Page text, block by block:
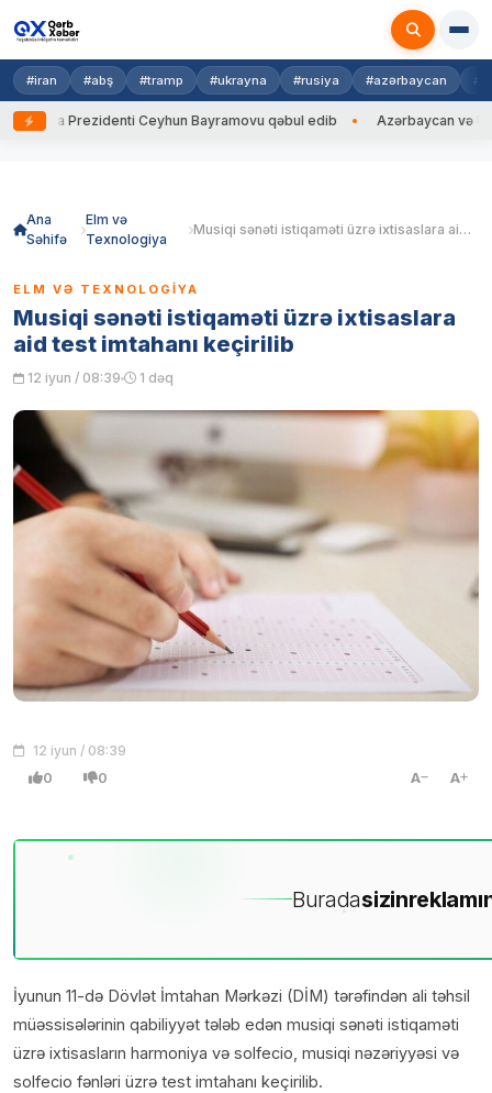
#iran #abş #tramp #ukrayna #rusiya #azərbaycan
Prezidenti Ceyhun Bayramovu qəbul edib Azərbaycan və
Ana
Səhifə
Elm və
Texnologiya
Musiqi sənəti istiqaməti üzrə ixtisaslara aid test imtahanı keçirilib
ELM VƏ TEXNOLOGIYA
Musiqi sənəti istiqaməti üzrə ixtisaslara
aid test imtahanı keçirilib
12 iyun / 08:39 1 dəq
12 iyun / 08:39
0 0 A A
Buradasizin
İyunun 11-də Dövlət İmtahan Mərkəzi (DİM) tərəfindən ali təhsil
müəssisələrinin qabiliyyət tələb edən musiqi sənəti istiqaməti
üzrə ixtisasların harmoniya və solfecio, musiqi nəzəriyyəsi və
solfecio fənləri üzrə test imtahanı keçirilib.